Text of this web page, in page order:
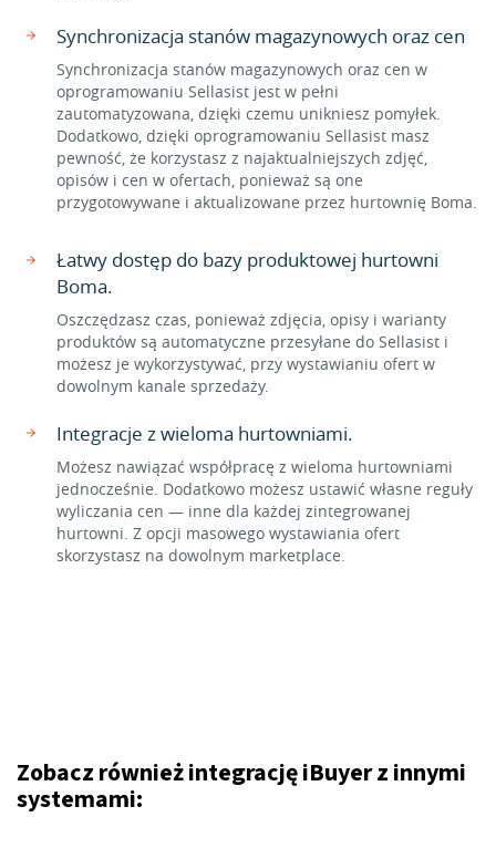
Synchronizacja stanów magazynowych oraz cen
Synchronizacja stanów magazynowych oraz cen w
oprogramowaniu Sellasist jest w pełni
zautomatyzowana, dzięki czemu unikniesz pomyłek.
Dodatkowo, dzięki oprogramowaniu Sellasist masz
pewność, że korzystasz z najaktualniejszych zdjęć,
opisów i cen w ofertach, ponieważ są one
przygotowywane i aktualizowane przez hurtownię Boma.
Łatwy dostęp do bazy produktowej hurtowni
Boma.
Oszczędzasz czas, ponieważ zdjęcia, opisy i warianty
produktów są automatyczne przesyłane do Sellasist i
możesz je wykorzystywać, przy wystawianiu ofert w
dowolnym kanale sprzedaży.
Integracje z wieloma hurtowniami.
Możesz nawiązać współpracę z wieloma hurtowniami
jednocześnie. Dodatkowo możesz ustawić własne reguły
wyliczania cen — inne dla każdej zintegrowanej
hurtowni. Z opcji masowego wystawiania ofert
skorzystasz na dowolnym marketplace.
Zobacz również integrację iBuyer z innymi
systemami: